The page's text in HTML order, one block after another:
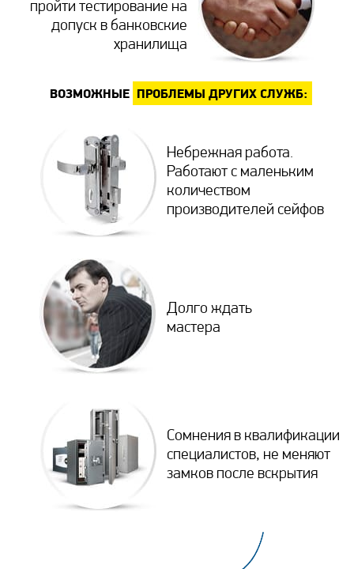
пройти тестирование на
допуск в банковские
хранилища
ВОЗМОЖНЫЕ ПРОБЛЕМЫ ДРУГИХ СЛУЖБ:
Небрежная работа.
Работают с маленьким
количеством
производителей сейфов
Долго ждать
мастера
Сомнения в квалификации
специалистов, не меняют
замков после вскрытия